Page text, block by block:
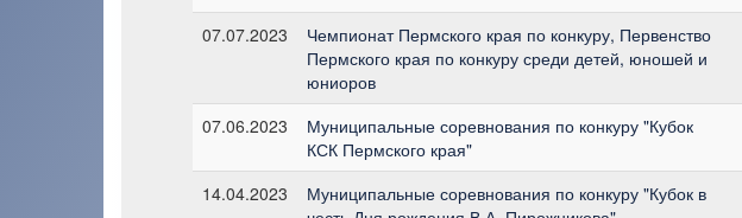
07.07.2023
Чемпионат Пермского края по конкуру, Первенство
Пермского края по конкуру среди детей, юношей и
юниоров
07.06.2023
Муниципальные соревнования по конкуру "Кубок
КСК Пермского края"
14.04.2023
Муниципальные соревнования по конкуру "Кубок в